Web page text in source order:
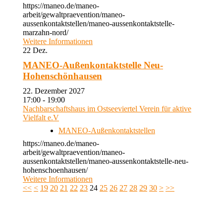
https://maneo.de/maneo-
arbeit/gewaltpraevention/maneo-
aussenkontaktstellen/maneo-aussenkontaktstelle-
marzahn-nord/
Weitere Informationen
22 Dez.
MANEO-Außenkontaktstelle Neu-
Hohenschönhausen
22. Dezember 2027
17:00 - 19:00
Nachbarschaftshaus im Ostseeviertel Verein für aktive
Vielfalt e.V
MANEO-Außenkontaktstellen
https://maneo.de/maneo-
arbeit/gewaltpraevention/maneo-
aussenkontaktstellen/maneo-aussenkontaktstelle-neu-
hohenschoenhausen/
Weitere Informationen
<< < 19 20 21 22 23 24 25 26 27 28 29 30 > >>